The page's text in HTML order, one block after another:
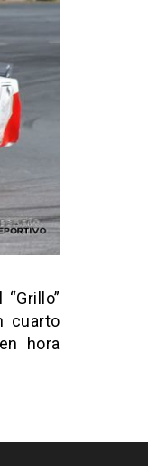
cuarto
hora